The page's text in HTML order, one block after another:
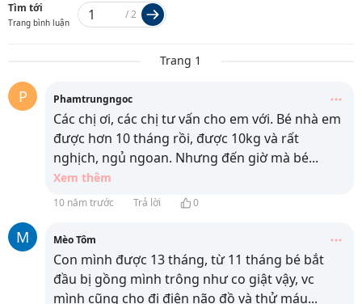
Tìm tới
Trang bình luận
/2
Trang 1
P Phamtrungngoc
Các chị ơi, các chị tư vấn cho em với. Bé nhà em
được hơn 10 tháng rồi, được 10kg và rất
nghịch, ngủ ngoan. Nhưng đến giờ mà bé...
Xem thêm
10 năm trước Trả lời 0
M Mèo Tôm
Con mình được 13 tháng, từ 11 tháng bé bắt
đầu bị gồng mình trông như co giật vậy, vc
mình cũng cho đi điện não đồ và thử máu...